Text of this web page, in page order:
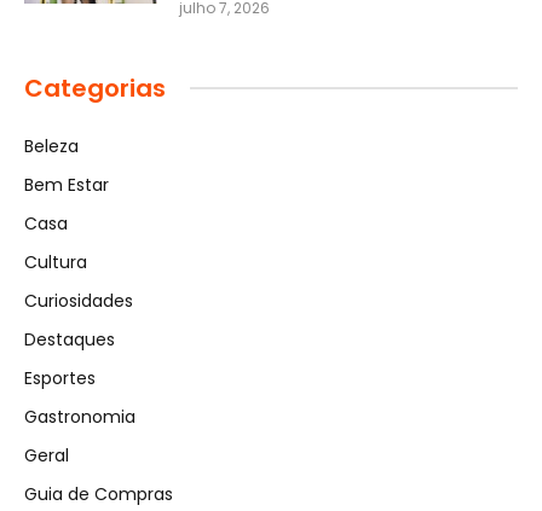
julho 7, 2026
Categorias
Beleza
Bem Estar
Casa
Cultura
Curiosidades
Destaques
Esportes
Gastronomia
Geral
Guia de Compras